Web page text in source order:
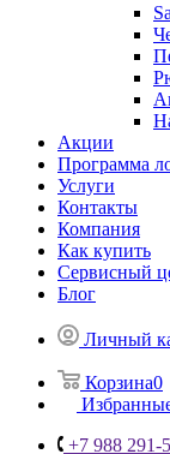
Акции
Программа
Услуги
Контакты
Компания
Как купить
Сервисный
Блог
Личный
Корзина0
+7 988 291-